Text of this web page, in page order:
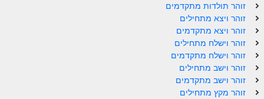
זוהר תולדות מתקדמים
זוהר ויצא מתחילים
זוהר ויצא מתקדמים
זוהר וישלח מתחילים
זוהר וישלח מתקדמים
זוהר וישב מתחילים
זוהר וישב מתקדמים
זוהר מקץ מתחילים